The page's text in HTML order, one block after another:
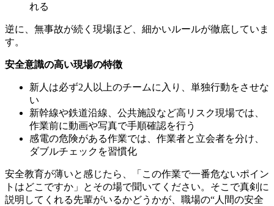
れる
逆に、無事故が続く現場ほど、細かいルールが徹底していま
す。
安全意識の高い現場の特徴
新人は必ず2人以上のチームに入り、単独行動をさせな
い
新幹線や鉄道沿線、公共施設など高リスク現場では、
作業前に動画や写真で手順確認を行う
感電の危険がある作業では、作業者と立会者を分け、
ダブルチェックを習慣化
安全教育が薄いと感じたら、「この作業で一番危ないポイン
トはどこですか」とその場で聞いてください。そこで真剣に
説明してくれる先輩がいるかどうかが、職場の“人間の安全